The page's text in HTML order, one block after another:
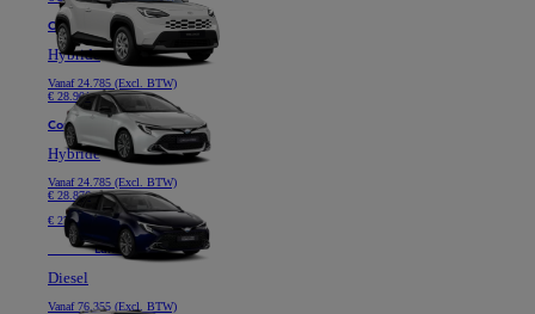
Corolla Hatchback
Hybride
Vanaf24.785 (Excl. BTW)
€ 28.901
Corolla Touring Sports
Hybride
Vanaf24.785 (Excl. BTW)
€ 28.876
€ 279 /maand (Excl. BTW) *
NieuweLand Cruiser
Diesel
Vanaf76.355 (Excl. BTW)